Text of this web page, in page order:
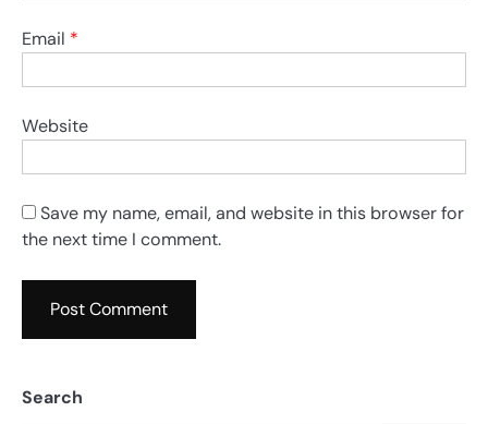
Email *
Website
Save my name, email, and website in this browser for
the next time I comment.
Search